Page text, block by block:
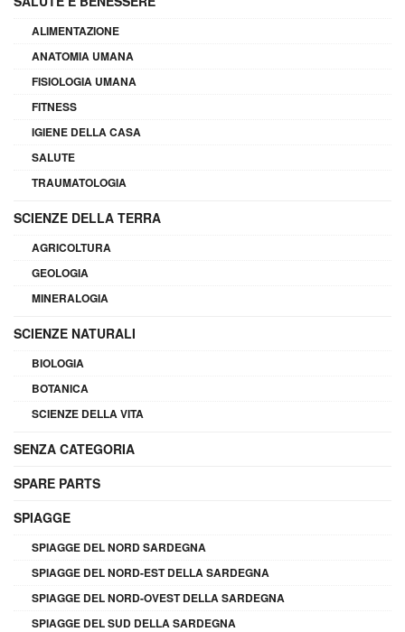
ALIMENTAZIONE
ANATOMIA UMANA
FISIOLOGIA UMANA
FITNESS
IGIENE DELLA CASA
SALUTE
TRAUMATOLOGIA
SCIENZE DELLA TERRA
AGRICOLTURA
GEOLOGIA
MINERALOGIA
SCIENZE NATURALI
BIOLOGIA
BOTANICA
SCIENZE DELLA VITA
SENZA CATEGORIA
SPARE PARTS
SPIAGGE
SPIAGGE DEL NORD SARDEGNA
SPIAGGE DEL NORD-EST DELLA SARDEGNA
SPIAGGE DEL NORD-OVEST DELLA SARDEGNA
SPIAGGE DEL SUD DELLA SARDEGNA